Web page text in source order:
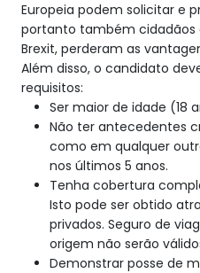
Europeia podem solicitar e
portanto também cidadãos
Brexit, perderam as
Além disso, o candidato
requisitos:
Ser maior de idade (18
Não ter antecedentes
como em qualquer
nos últimos 5 anos.
Tenha cobertura
Isto pode ser obtido
privados. Seguro de
origem não serão
Demonstrar posse de